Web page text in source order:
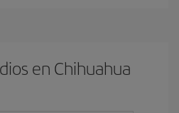
en Chihuahua